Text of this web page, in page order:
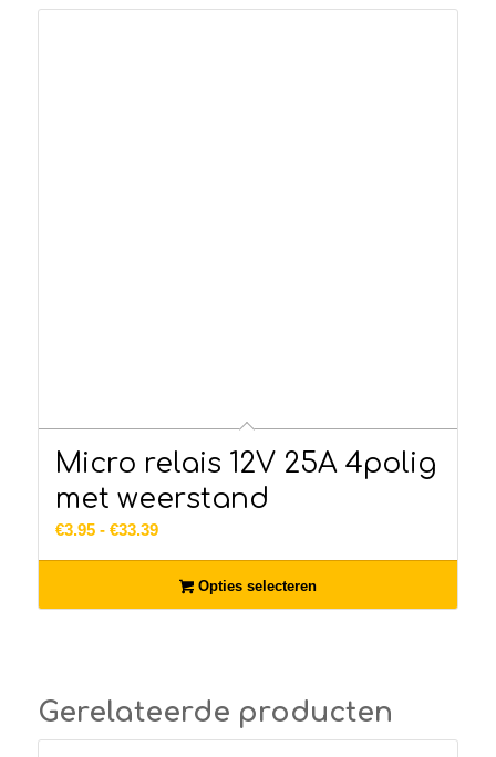
Micro relais 12V 25A 4polig
met weerstand
€3.95 - €33.39Prijsklasse:
€33.39
Opties selecteren
Gerelateerde producten